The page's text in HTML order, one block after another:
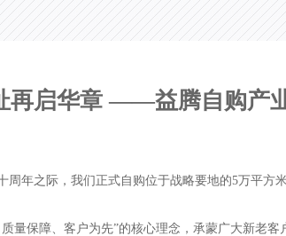
再启华章 ——益腾自购产
之际，我们正式自购位于战略要地的5万平方
保障、客户为先”的核心理念，承蒙广大新老客